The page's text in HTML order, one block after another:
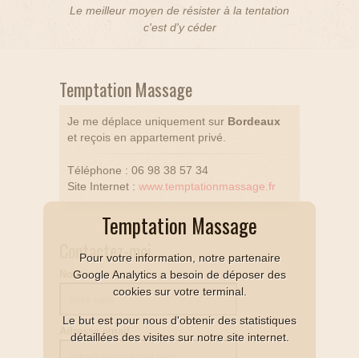
Le meilleur moyen de résister à la tentation
c'est d'y céder
Temptation Massage
Je me déplace uniquement sur Bordeaux
et reçois en appartement privé.
Téléphone : 06 98 38 57 34
Site Internet : www.temptationmassage.fr
Contactez-moi
Nom
Adresse email
Temptation Massage
Pour votre information, notre partenaire
Google Analytics a besoin de déposer des
cookies sur votre terminal.
Le but est pour nous d'obtenir des statistiques
détaillées des visites sur notre site internet.